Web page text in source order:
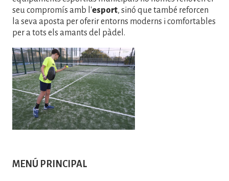
MENÚ PRINCIPAL
seu compromís amb l'esport, sinó que també reforcen
la seva aposta per oferir entorns moderns i comfortables
per a tots els amants del pàdel.
Imatge